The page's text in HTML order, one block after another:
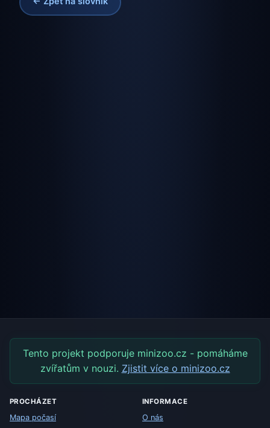
Tento projekt podporuje minizoo.cz - pomáháme
zvířatům v nouzi. Zjistit více o minizoo.cz
PROCHÁZET
Mapa počasí
INFORMACE
O nás